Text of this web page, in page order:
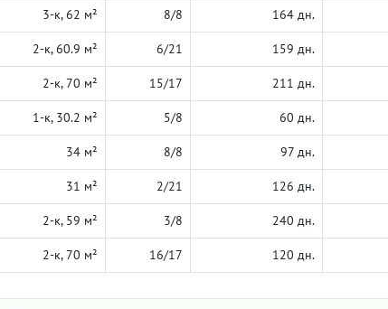
3-к, 62 м² 8/8 164 дн.
2-к, 60.9 м² 6/21 159 дн.
2-к, 70 м² 15/17 211 дн.
1-к, 30.2 м² 5/8 60 дн.
34 м² 8/8 97 дн.
31 м² 2/21 126 дн.
2-к, 59 м² 3/8 240 дн.
2-к, 70 м² 16/17 120 дн.